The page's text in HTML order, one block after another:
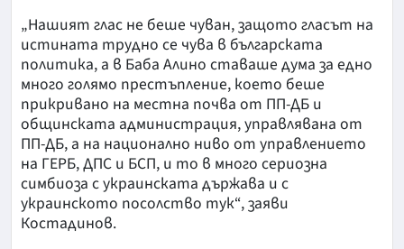
„Нашият глас не беше чуван, защото гласът на
истината трудно се чува в българската
политика, а в Баба Алино ставаше дума за едно
много голямо престъпление, което беше
прикривано на местна почва от ПП-ДБ и
общинската администрация, управлявана от
ПП-ДБ, а на национално ниво от управлението
на ГЕРБ, ДПС и БСП, и то в много сериозна
симбиоза с украинската държава и с
украинското посолство тук“, заяви
Костадинов.